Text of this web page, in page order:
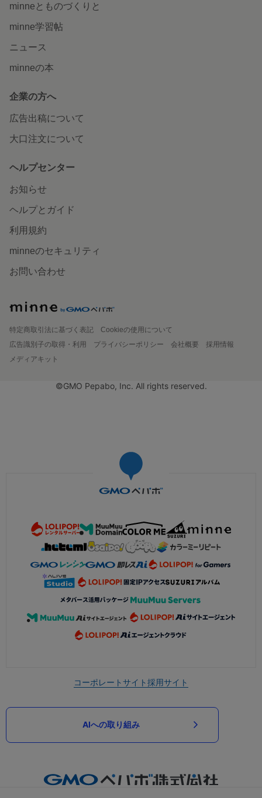
minneとものづくりと
minne学習帖
ニュース
minneの本
企業の方へ
広告出稿について
大口注文について
ヘルプセンター
お知らせ
ヘルプとガイド
利用規約
minneのセキュリティ
お問い合わせ
特定商取引法に基づく表記
Cookieの使用について
広告識別子の取得・利用
プライバシーポリシー 会社概要
採用情報
メディアキット
©GMO Pepabo, Inc. All rights reserved.
コーポレートサイト採用サイト
AIへの取り組み